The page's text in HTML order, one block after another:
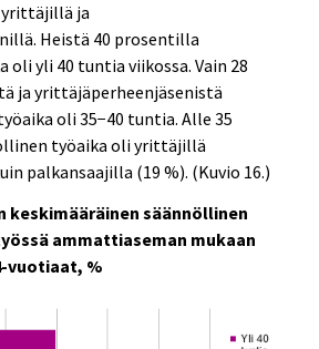
yrittäjillä ja
Heistä 40 prosentilla
oli yli 40 tuntia viikossa. Vain 28
ja yrittäjäperheenjäsenistä
oli 35−40 tuntia. Alle 35
työaika oli yrittäjillä
palkansaajilla (19 %). (Kuvio 16.)
keskimääräinen säännöllinen
ammattiaseman mukaan
vuotiaat, %